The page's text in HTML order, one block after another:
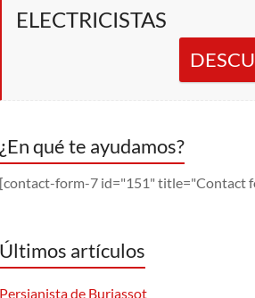
ELECTRICISTAS
¿En qué te ayudamos?
[contact-form-7 id="151" title="Contact
Últimos artículos
Persianista de Burjassot